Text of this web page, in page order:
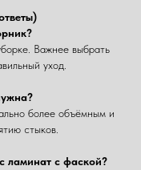
Важнее выбрать
уход.
более объёмным и
стыков.
ламинат с фаской?